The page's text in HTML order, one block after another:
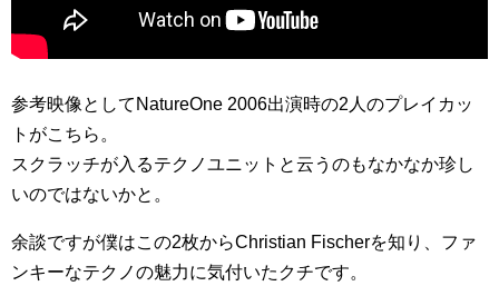
参考映像としてNatureOne 2006出演時の2人のプレイカッ
トがこちら。
スクラッチが入るテクノユニットと云うのもなかなか珍し
いのではないかと。
余談ですが僕はこの2枚からChristian Fischerを知り、ファ
ンキーなテクノの魅力に気付いたクチです。